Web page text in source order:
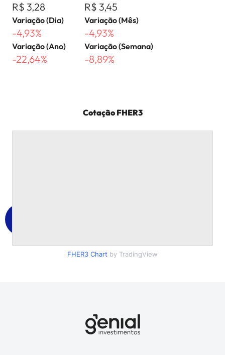
R$ 3,28 R$ 3,45
Variação (Dia)
-4,93%
Variação (Mês)
-4,93%
Variação (Ano)
-22,64%
Variação (Semana)
-8,89%
CotaçãoFHER3
FHER3 Chart by TradingView